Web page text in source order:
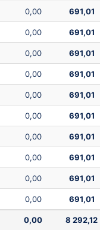
0,00 691,01
0,00 691,01
0,00 691,01
0,00 691,01
0,00 691,01
0,00 691,01
0,00 691,01
0,00 691,01
0,00 691,01
0,00 691,01
0,00 8 292,12